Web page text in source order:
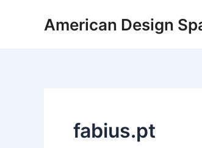
American Design
fabius.pt